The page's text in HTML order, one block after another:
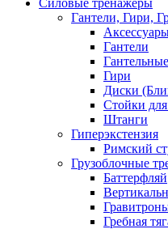
Силовые тренажеры
Гантели, Гири,
Гантели
Гири
Диски
Стойки
Штанги
Гиперэкстензия
Римский
Грузоблочные
Баттерфляй
Гребная